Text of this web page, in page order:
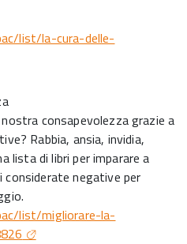
list/la-cura-delle-
consapevolezza grazie a
Rabbia, ansia, invidia,
lista di libri per imparare a
negative per
list/migliorare-la-